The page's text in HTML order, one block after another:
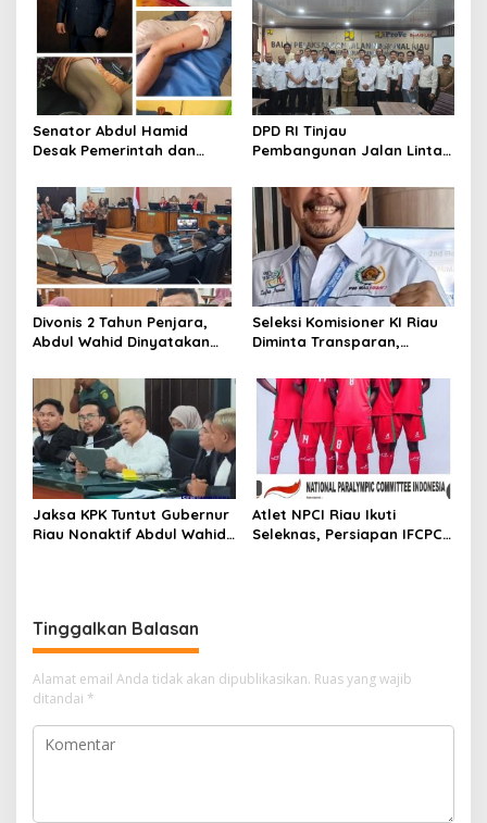
p
s
Senator Abdul Hamid
Desak Pemerintah dan
Monyet di Tembilahan
DPD RI Tinjau
Pembangunan Jalan Lintas
Hamid Tekankan
Infrastruktur Harus
Profesional dan Tepat
Waktu
Divonis 2 Tahun Penjara,
Abdul Wahid Dinyatakan
Korupsi “Jatah Preman”
Seleksi Komisioner KI Riau
Diminta Transparan,
Kepentingan Politik
Jaksa KPK Tuntut Gubernur
Riau Nonaktif Abdul Wahid
Atlet NPCI Riau Ikuti
Seleknas, Persiapan IFCPC
Tinggalkan Balasan
Alamat email Anda tidak akan dipublikasikan. Ruas yang wajib
ditandai *